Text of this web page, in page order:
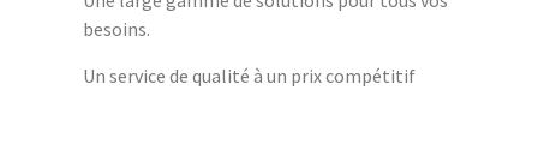
besoins.
Un service de qualité à un prix compétitif